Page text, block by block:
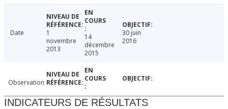
Date
1
novembre
2013
14
décembre
2015
30 juin
2016
Observation
INDICATEURS DE RÉSULTATS